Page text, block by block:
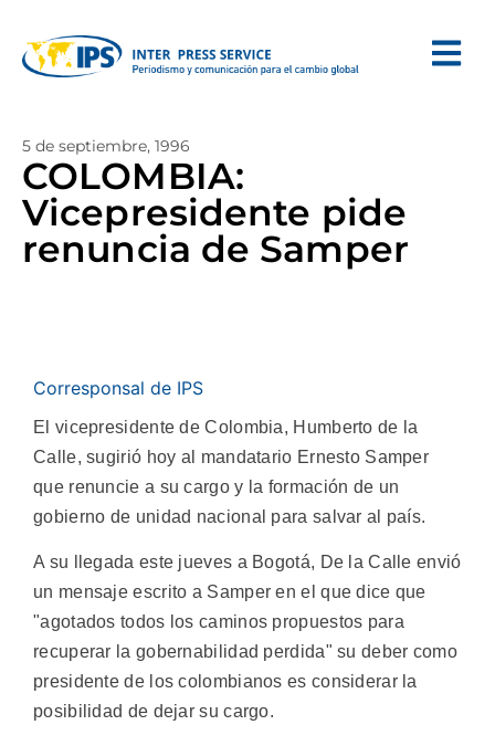
5 de septiembre, 1996
COLOMBIA:
Vicepresidente pide
renuncia de Samper
Corresponsal de IPS
El vicepresidente de Colombia, Humberto de la
Calle, sugirió hoy al mandatario Ernesto Samper
que renuncie a su cargo y la formación de un
gobierno de unidad nacional para salvar al país.
A su llegada este jueves a Bogotá, De la Calle envió
un mensaje escrito a Samper en el que dice que
"agotados todos los caminos propuestos para
recuperar la gobernabilidad perdida" su deber como
presidente de los colombianos es considerar la
posibilidad de dejar su cargo.